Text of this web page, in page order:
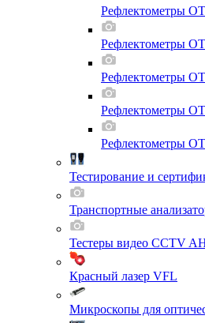
Рефлектометры
Рефлектометры
Рефлектометры
Рефлектометры
Рефлектометры
Тестирование и
Транспортные
Тестеры видео CCTV
Красный лазер VFL
Микроскопы для